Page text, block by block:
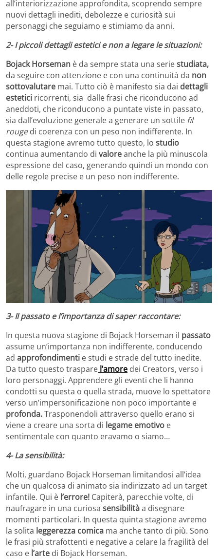
all’interiorizzazione approfondita, scoprendo sempre
nuovi dettagli inediti, debolezze e curiosità sui
personaggi che seguiamo e stimiamo da anni.
2- I piccoli dettagli estetici e non a legare le situazioni:
Bojack Horseman è da sempre stata una seriestudiata,
da seguire con attenzione e con una continuità da non
sottovalutare mai. Tutto ciò è manifesto sia dai dettagli
estetici ricorrenti, sia dalle frasi che riconducono ad
aneddoti, che riconducono a puntate viste in passato,
sia dall’evoluzione generale a generare un sottile fil
rougedi coerenza con un peso non indifferente. In
questa stagione avremo tutto questo, lo studio
continua aumentando di valoreanche la più minuscola
espressione del caso, generando quindi un mondo con
delle regole precise e un peso non indifferente.
3- Il passato e l’importanza di saper raccontare:
In questa nuova stagione di Bojack Horseman il passato
assume un’importanza non indifferente, conducendo
ad approfondimenti e studi e strade del tutto inedite.
Da tutto questo traspare l’amore dei Creators, verso i
loro personaggi. Apprendere gli eventi che li hanno
condotti su questa o quella strada, muove lo spettatore
verso un’impersonificazione non poco importante e
profonda.Trasponendoli attraverso quello erano si
viene a creare una sorta di legame emotivo e
sentimentale con quanto eravamo o siamo…
4- La sensibilità:
Molti, guardano Bojack Horseman limitandosi all’idea
che un qualcosa di animato sia indirizzato ad un target
infantile. Qui è l’errore! Capiterà, parecchie volte, di
naufragare in una curiosa sensibilitàa disegnare
momenti particolari. In questa quinta stagione avremo
la solita leggerezza comica ma anche tanto di più. Sono
le frasi più strafottenti e negative a celare la fragilità del
caso e l’arte di Bojack Horseman.